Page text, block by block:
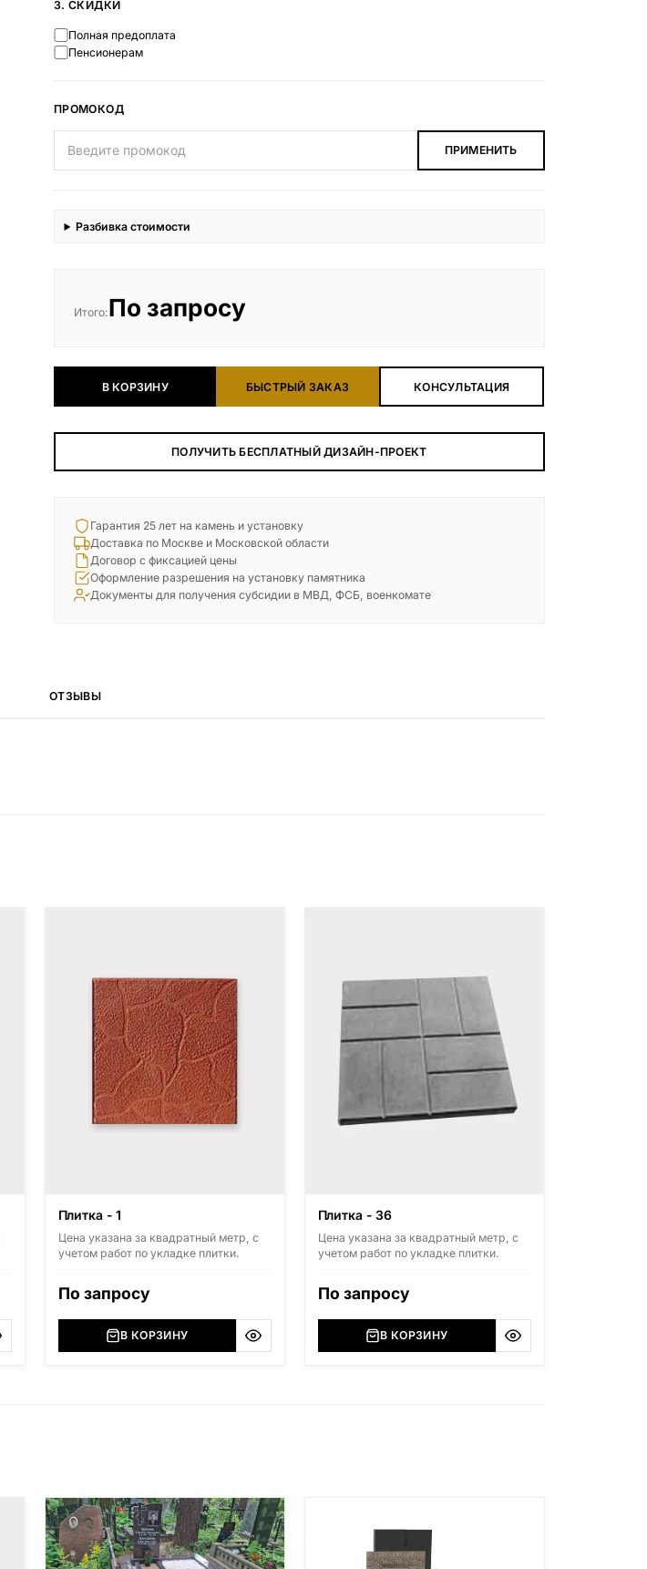
3. СКИДКИ
Полная предоплата
Пенсионерам
ПРОМОКОД
ПРИМЕНИТЬ
Разбивка стоимости
Итого:По запросу
В КОРЗИНУ БЫСТРЫЙ ЗАКАЗ КОНСУЛЬТАЦИЯ
ПОЛУЧИТЬ БЕСПЛАТНЫЙ ДИЗАЙН-ПРОЕКТ
Гарантия 25 лет на камень и установку
Доставка по Москве и Московской области
Договор с фиксацией цены
Оформление разрешения на установку памятника
Документы для получения субсидии в МВД, ФСБ, военкомате
ОТЗЫВЫ
Плитка - 1
Цена указана за квадратный метр, с
учетом работ по укладке плитки.
По запросу
В КОРЗИНУ
Плитка - 36
Цена указана за квадратный метр, с
учетом работ по укладке плитки.
По запросу
В КОРЗИНУ